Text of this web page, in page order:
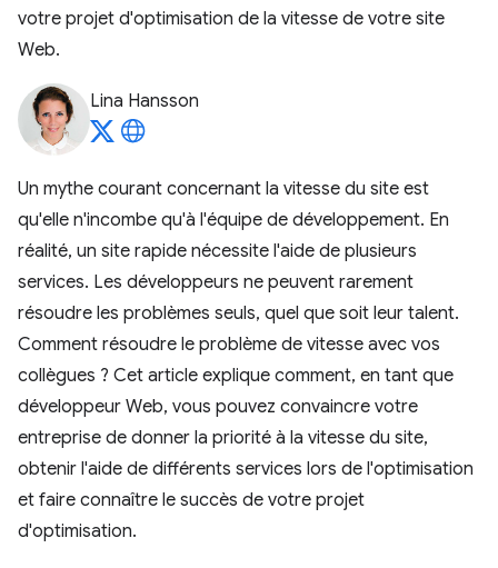
votre projet d'optimisation de la vitesse de votre site
Web.
Lina Hansson
Un mythe courant concernant la vitesse du site est
qu'elle n'incombe qu'à l'équipe de développement. En
réalité, un site rapide nécessite l'aide de plusieurs
services. Les développeurs ne peuvent rarement
résoudre les problèmes seuls, quel que soit leur talent.
Comment résoudre le problème de vitesse avec vos
collègues ? Cet article explique comment, en tant que
développeur Web, vous pouvez convaincre votre
entreprise de donner la priorité à la vitesse du site,
obtenir l'aide de différents services lors de l'optimisation
et faire connaître le succès de votre projet
d'optimisation.